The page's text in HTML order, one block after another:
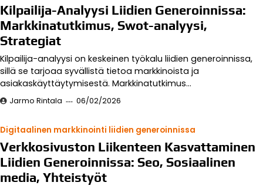
Kilpailija-Analyysi Liidien Generoinnissa:
Markkinatutkimus, Swot-analyysi,
Strategiat
Kilpailija-analyysi on keskeinen työkalu liidien generoinnissa,
sillä se tarjoaa syvällistä tietoa markkinoista ja
asiakaskäyttäytymisestä. Markkinatutkimus…
Jarmo Rintala 06/02/2026
Digitaalinen markkinointi liidien generoinnissa
Verkkosivuston Liikenteen Kasvattaminen
Liidien Generoinnissa: Seo, Sosiaalinen
media, Yhteistyöt